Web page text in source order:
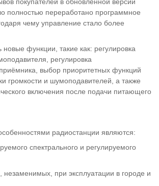
полностью переработано программное
чему управление стало более
функции, такие как: регулировка
регулировка
приёмника, выбор приоритетных функций
громкости и шумоподавителей, а также
включения после подачи питающего
радиостанции являются:
спектрального и регулируемого
при эксплуатации в городе и